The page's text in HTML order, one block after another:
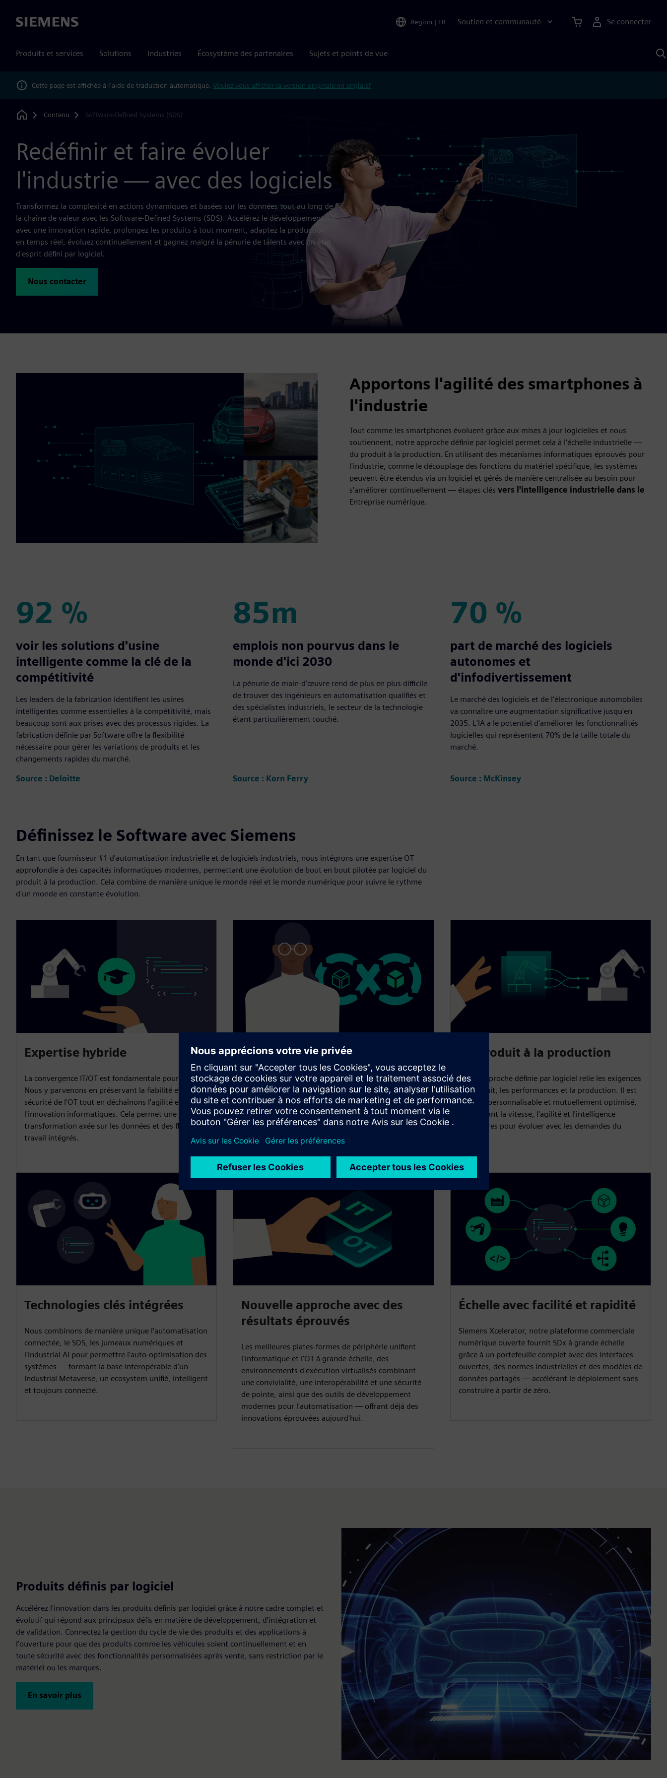
Siemens Region | FR Soutien et communauté Se connecter
Produits et services Solutions Industries Écosystème des partenaires Sujets et points de vue
Cette page est affichée à l'aide de traduction automatique. Voulez-vous afficher la version originale en anglais?
Home
Contenu Software-Defined Systems (SDS)
Redéfinir et faire évoluer
l'industrie — avec des logiciels
Transformez la complexité en actions dynamiques et basées sur les données tout au long de
la chaîne de valeur avec les Software-Defined Systems (SDS). Accélérez le développement
avec une innovation rapide, prolongez les produits à tout moment, adaptez la production
en temps réel, évoluez continuellement et gagnez malgré la pénurie de talents avec un état
d'esprit défini par logiciel.
Nous contacter
Apportons l'agilité des smartphones à
l'industrie
Tout comme les smartphones évoluent grâce aux mises à jour logicielles et nous
soutiennent, notre approche définie par logiciel permet cela à l'échelle industrielle —
du produit à la production. En utilisant des mécanismes informatiques éprouvés pour
l'industrie, comme le découplage des fonctions du matériel spécifique, les systèmes
peuvent être étendus via un logiciel et gérés de manière centralisée au besoin pour
s'améliorer continuellement — étapes clés vers l'intelligence industrielle dans le
Entreprise numérique.
92 %
92 %
voir les solutions d'usine
intelligente comme la clé de la
compétitivité
Les leaders de la fabrication identifient les usines
intelligentes comme essentielles à la compétitivité, mais
beaucoup sont aux prises avec des processus rigides. La
fabrication définie par Software offre la flexibilité
nécessaire pour gérer les variations de produits et les
changements rapides du marché.
Source : Deloitte
85m
85m
emplois non pourvus dans le
monde d'ici 2030
La pénurie de main-d'œuvre rend de plus en plus difficile
de trouver des ingénieurs en automatisation qualifiés et
des spécialistes industriels, le secteur de la technologie
étant particulièrement touché.
Source : Korn Ferry
70 %
70 %
part de marché des logiciels
autonomes et
d'infodivertissement
Le marché des logiciels et de l'électronique automobiles
va connaître une augmentation significative jusqu'en
2035. L'IA a le potentiel d'améliorer les fonctionnalités
logicielles qui représentent 70% de la taille totale du
marché.
Source : McKinsey
Définissez le Software avec Siemens
En tant que fournisseur #1 d'automatisation industrielle et de logiciels industriels, nous intégrons une expertise OT
approfondie à des capacités informatiques modernes, permettant une évolution de bout en bout pilotée par logiciel du
produit à la production. Cela combine de manière unique le monde réel et le monde numérique pour suivre le rythme
d'un monde en constante évolution.
Expertise hybride
La convergence IT/OT est fondamentale pour la SDD.
Nous y parvenons en préservant la fiabilité et la
sécurité de l'OT tout en déchaînons l'agilité et
l'innovation informatiques. Cela permet une
transformation axée sur les données et des flux de
travail intégrés.
Combiner le monde réel et le
monde numérique
Nous traduisons de manière transparente les
opérations physiques en jumeaux numériques et
l'intelligence numérique en actions concrètes, en
fournissant des outils et des solutions pour les
produits définis par logiciel et la production.
Du produit à la production
Notre approche définie par logiciel relie les exigences
du produit, les performances et la production. Il est
flexible, personnalisable et mutuellement optimisé,
débloquant la vitesse, l'agilité et l'intelligence
nécessaires pour évoluer avec les demandes du
Technologies clés intégrées
Nous combinons de manière unique l'automatisation
connectée, le SDS, les jumeaux numériques et
l'Industrial AI pour permettre l'auto-optimisation des
systèmes — formant la base interopérable d'un
Industrial Metaverse, un ecosystem unifié, intelligent
et toujours connecté.
Nouvelle approche avec des
résultats éprouvés
Les meilleures plates-formes de périphérie unifient
l'informatique et l'OT à grande échelle, des
environnements d'exécution virtualisés combinant
une convivialité, une interopérabilité et une sécurité
de pointe, ainsi que des outils de développement
modernes pour l'automatisation — offrant déjà des
innovations éprouvées aujourd'hui.
Échelle avec facilité et rapidité
Siemens Xcelerator, notre plateforme commerciale
numérique ouverte fournit SDx à grande échelle
grâce à un portefeuille complet avec des interfaces
ouvertes, des normes industrielles et des modèles de
données partagés — accélérant le déploiement sans
construire à partir de zéro.
Produits définis par logiciel
Accélérez l'innovation dans les produits définis par logiciel grâce à notre cadre complet et
évolutif qui répond aux principaux défis en matière de développement, d'intégration et
de validation. Connectez la gestion du cycle de vie des produits et des applications à
l'ouverture pour que des produits comme les véhicules soient continuellement et en
toute sécurité avec des fonctionnalités personnalisées après vente, sans restriction par le
matériel ou les marques.
En savoir plus